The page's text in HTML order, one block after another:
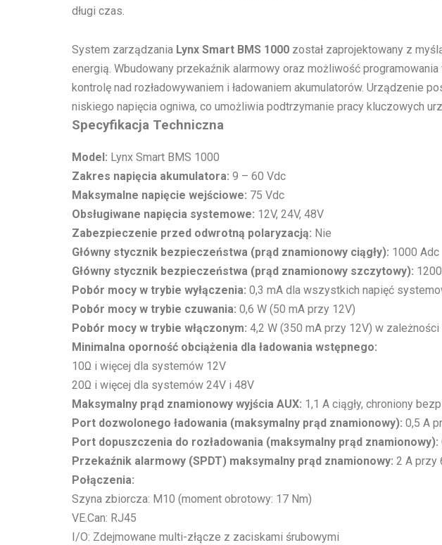
długi czas.
System zarządzania Lynx Smart BMS 1000 został zaprojektowany z
energią. Wbudowany przekaźnik alarmowy oraz możliwość
kontrolę nad rozładowywaniem i ładowaniem akumulatorów. Urządzenie
niskiego napięcia ogniwa, co umożliwia podtrzymanie pracy kluczowych
Specyfikacja Techniczna
Model: Lynx Smart BMS 1000
Zakres napięcia akumulatora: 9 – 60 Vdc
Maksymalne napięcie wejściowe: 75 Vdc
Obsługiwane napięcia systemowe: 12V, 24V, 48V
Zabezpieczenie przed odwrotną polaryzacją: Nie
Główny stycznik bezpieczeństwa (prąd znamionowy ciągły): 1000 Adc
Główny stycznik bezpieczeństwa (prąd znamionowy szczytowy):
Pobór mocy w trybie wyłączenia: 0,3 mA dla wszystkich napięć
Pobór mocy w trybie czuwania: 0,6 W (50 mA przy 12V)
Pobór mocy w trybie włączonym: 4,2 W (350 mA przy 12V) w
Minimalna oporność obciążenia dla ładowania wstępnego:
10Ω i więcej dla systemów 12V
20Ω i więcej dla systemów 24V i 48V
Maksymalny prąd znamionowy wyjścia AUX: 1,1 A ciągły, chroniony
Port dozwolonego ładowania (maksymalny prąd znamionowy): 0,5 A
Port dopuszczenia do rozładowania (maksymalny prąd znamionowy):
Przekaźnik alarmowy (SPDT) maksymalny prąd znamionowy: 2 A przy
Połączenia:
Szyna zbiorcza: M10 (moment obrotowy: 17 Nm)
VE.Can: RJ45
I/O: Zdejmowane multi-złącze z zaciskami śrubowymi